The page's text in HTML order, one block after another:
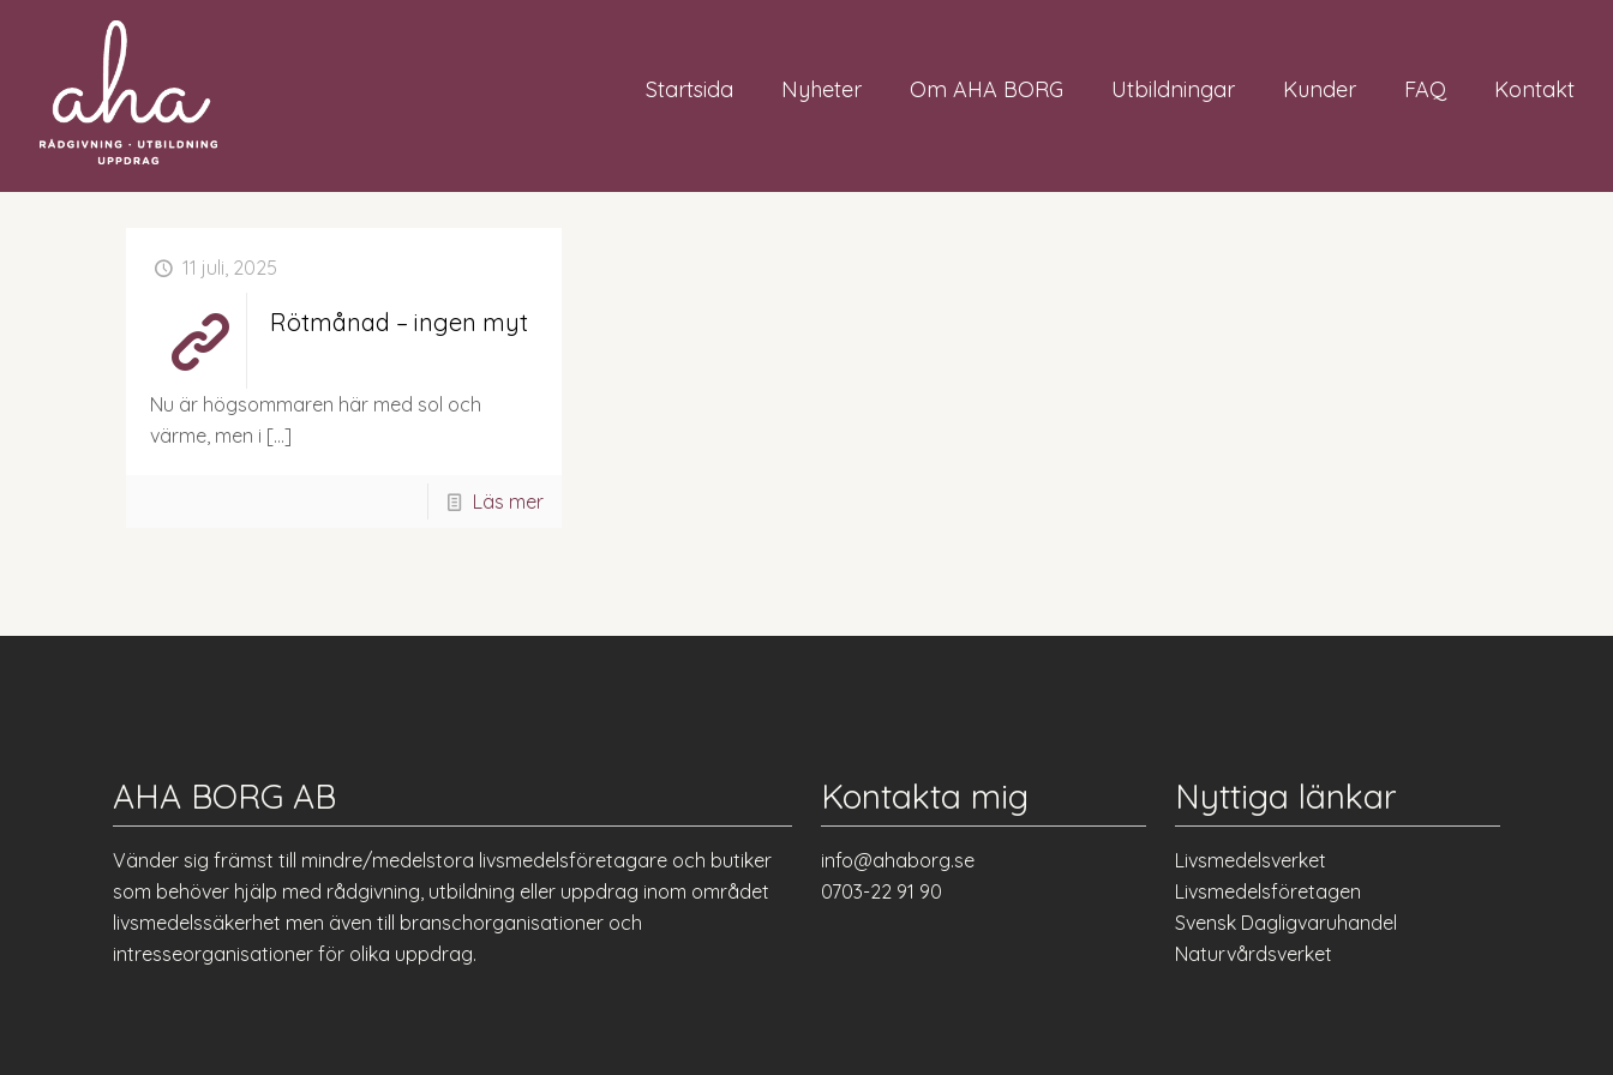
Startsida Nyheter Om AHA BORG Utbildningar Kunder FAQ Kontakt
11 juli, 2025
Rötmånad – ingen myt
Nu är högsommaren här med sol och
värme, men i […]
Läs mer
AHA BORG AB
Vänder sig främst till mindre/medelstora livsmedelsföretagare och butiker
som behöver hjälp med rådgivning, utbildning eller uppdrag inom området
livsmedelssäkerhet men även till branschorganisationer och
intresseorganisationer för olika uppdrag.
Kontakta mig
info@ahaborg.se
0703-22 91 90
Nyttiga länkar
Livsmedelsverket
Livsmedelsföretagen
Svensk Dagligvaruhandel
Naturvårdsverket